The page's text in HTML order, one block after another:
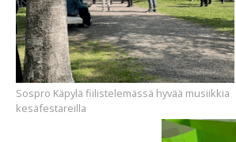
Sospro Käpylä fiilistelemässä hyvää musiikkia
kesäfestareilla